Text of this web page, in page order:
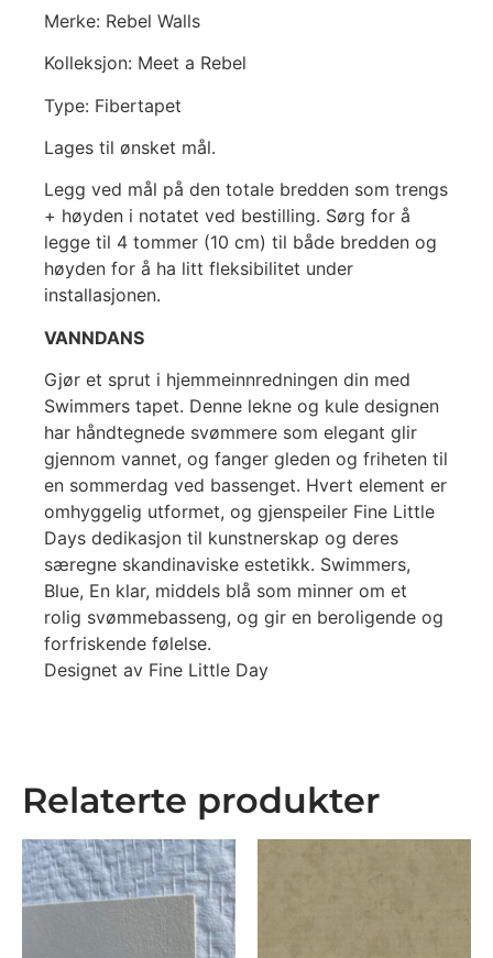
Merke: Rebel Walls
Kolleksjon: Meet a Rebel
Type: Fibertapet
Lages til ønsket mål.
Legg ved mål på den totale bredden som trengs
+ høyden i notatet ved bestilling. Sørg for å
legge til 4 tommer (10 cm) til både bredden og
høyden for å ha litt fleksibilitet under
installasjonen.
VANNDANS
Gjør et sprut i hjemmeinnredningen din med
Swimmers tapet. Denne lekne og kule designen
har håndtegnede svømmere som elegant glir
gjennom vannet, og fanger gleden og friheten til
en sommerdag ved bassenget. Hvert element er
omhyggelig utformet, og gjenspeiler Fine Little
Days dedikasjon til kunstnerskap og deres
særegne skandinaviske estetikk. Swimmers,
Blue, En klar, middels blå som minner om et
rolig svømmebasseng, og gir en beroligende og
forfriskende følelse.
Designet av Fine Little Day
Relaterte produkter